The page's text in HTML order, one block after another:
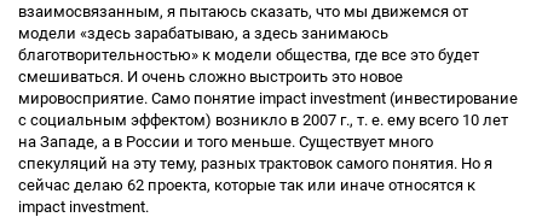
взаимосвязанным, я пытаюсь сказать, что мы движемся от
модели «здесь зарабатываю, а здесь занимаюсь
благотворительностью» к модели общества, где все это будет
смешиваться. И очень сложно выстроить это новое
мировосприятие. Само понятие impact investment (инвестирование
с социальным эффектом) возникло в 2007 г., т. е. ему всего 10 лет
на Западе, а в России и того меньше. Существует много
спекуляций на эту тему, разных трактовок самого понятия. Но я
сейчас делаю 62 проекта, которые так или иначе относятся к
impact investment.